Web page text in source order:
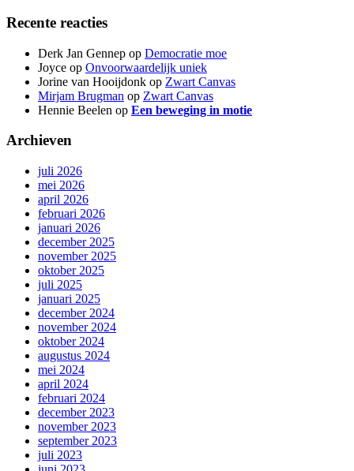
Recente reacties
Derk Jan Gennep op Democratie moe
Joyce op Onvoorwaardelijk uniek
Jorine van Hooijdonk op Zwart Canvas
Mirjam Brugman op Zwart Canvas
Hennie Beelen op Een beweging in motie
Archieven
juli 2026
mei 2026
april 2026
februari 2026
januari 2026
december 2025
november 2025
oktober 2025
juli 2025
januari 2025
december 2024
november 2024
oktober 2024
augustus 2024
mei 2024
april 2024
februari 2024
december 2023
november 2023
september 2023
juli 2023